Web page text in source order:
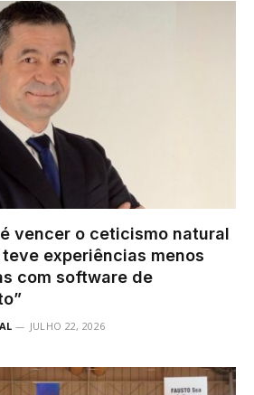
vencer o ceticismo natural
experiências menos
com software de
JULHO 22, 2026